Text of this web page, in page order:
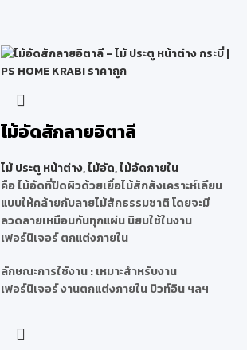
ไม้อัดสักลายอิตาลี
ไม้ ประตู หน้าต่าง,ไม้อัด,ไม้อัดภายใน
คือ ไม้อัดที่ปิดผิวด้วยเยื่อไม้สักสังเคราะห์เลียน
แบบให้คล้ายกับลายไม้สักธรรมชาติ โดยจะมี
ลวดลายเหมือนกันทุกแผ่น นิยมใช้ในงาน
เฟอร์นิเจอร์ ตกแต่งภายใน
ลักษณะการใช้งาน : เหมาะสำหรับงาน
เฟอร์นิเจอร์ งานตกแต่งภายใน บิวท์อิน ฯลฯ